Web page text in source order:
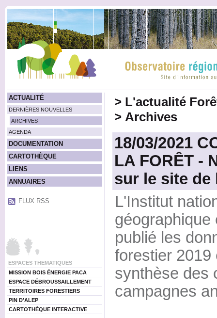
ACTUALITÉ
DERNIÈRES NOUVELLES
ARCHIVES
AGENDA
DOCUMENTATION
CARTOTHÈQUE
LIENS
ANNUAIRES
FLUX RSS
ESPACES THEMATIQUES
MISSION BOIS ÉNERGIE PACA
ESPACE DÉBROUSSAILLEMENT
TERRITOIRES FORESTIERS
PIN D'ALEP
CARTOTHÈQUE INTERACTIVE
> L'actualité
> Archives
18/03/2021
LA FORÊT -
sur le site de
L'Institut
géographique
publié les
forestier 2019
synthèse des
campagnes